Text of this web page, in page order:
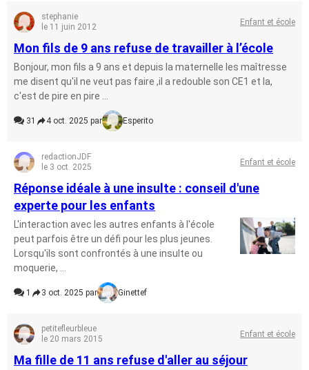
stephanie
le 11 juin 2012
Enfant et école
Mon fils de 9 ans refuse de travailler à l’école
Bonjour, mon fils a 9 ans et depuis la maternelle les maîtresse
me disent qu'il ne veut pas faire ,il a redouble son CE1 et la,
c'est de pire en pire ...
31 4 oct. 2025 par Esperito
redactionJDF
le 3 oct. 2025
Enfant et école
Réponse idéale à une insulte : conseil d'une
experte pour les enfants
L'interaction avec les autres enfants à l'école
peut parfois être un défi pour les plus jeunes.
Lorsqu'ils sont confrontés à une insulte ou
moquerie, ...
1 3 oct. 2025 par Ginettef
petitefleurbleue
le 20 mars 2015
Enfant et école
Ma fille de 11 ans refuse d'aller au séjour